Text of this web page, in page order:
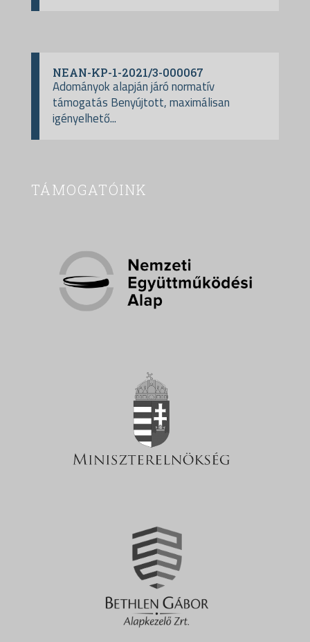
NEAN-KP-1-2021/3-000067
Adományok alapján járó normatív
támogatás Benyújtott, maximálisan
igényelhető...
TÁMOGATÓINK